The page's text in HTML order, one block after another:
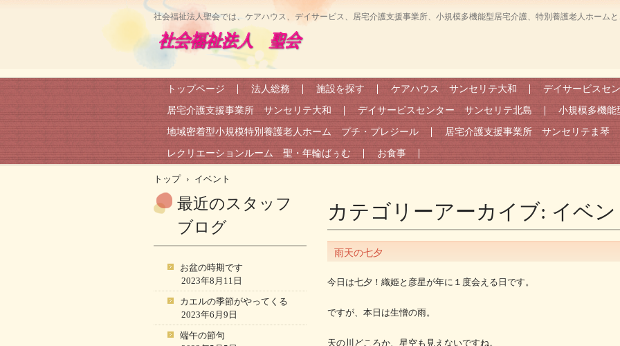
社会福祉法人聖会では、ケアハウス、デイサービス、居宅介護支援事業所、小規模多機能型居宅介護、特別養護老人ホーム
トップページ 法人総務 施設を探す ケアハウス サンセリテ大和 デイサービスセ
居宅介護支援事業所 サンセリテ大和 デイサービスセンター サンセリテ北島 小規模多機
地域密着型小規模特別養護老人ホーム プチ・プレジール 居宅介護支援事業所 サンセリテま琴
レクリエーションルーム 聖・年輪ばぅむ お食事
トップ › イベント
カテゴリーアーカイブ: イベン
雨天の七夕
今日は七夕！織姫と彦星が年に１度会える日です。
ですが、本日は生憎の雨。
天の川どころか、星空も見えないですね。
最近のスタッフ
ブログ
お盆の時期です
2023年8月11日
カエルの季節がやってくる
2023年6月9日
端午の節句